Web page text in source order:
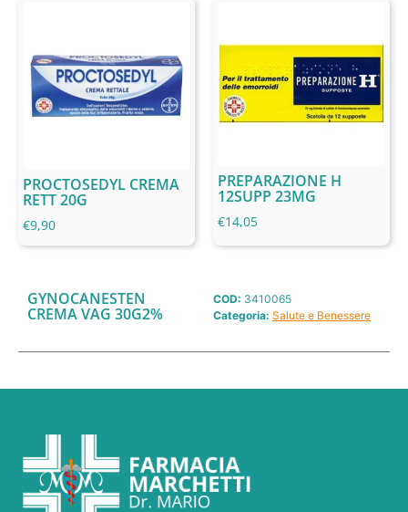
PROCTOSEDYL CREMA
RETT 20G
€9,90
PREPARAZIONE H
12SUPP 23MG
€14,05
GYNOCANESTEN
CREMA VAG 30G2%
COD: 3410065
Categoria: Salute e Benessere